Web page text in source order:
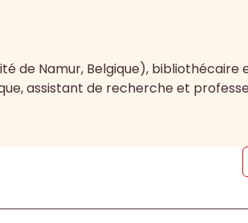
de Namur, Belgique), bibliothécaire
assistant de recherche et